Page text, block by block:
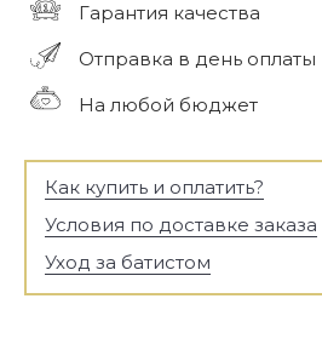
Гарантия качества
Отправка в день оплаты
На любой бюджет
Как купить и оплатить?
Условия по доставке заказа
Уход за батистом